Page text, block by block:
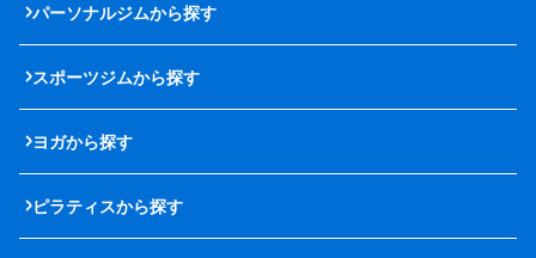
パーソナルジムから探す
スポーツジムから探す
ヨガから探す
ピラティスから探す